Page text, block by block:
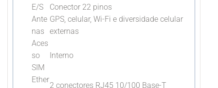
E/S
Conector 22 pinos
Ante
nas
GPS, celular, Wi-Fi e diversidade celular
externas
Aces
so
SIM
Interno
Ether
2 conectores RJ45 10/100 Base-T